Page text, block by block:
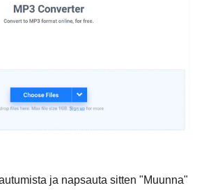
ja napsauta sitten "Muunna"